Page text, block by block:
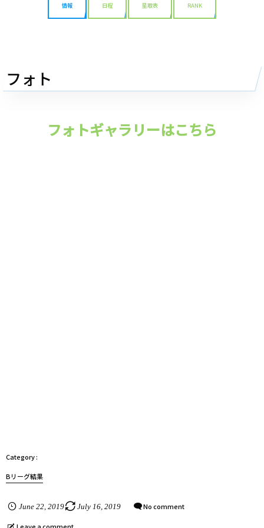
情報
日程
星取表
RANK
フォト
フォトギャラリーはこちら
Bリーグ結果
June 22, 2019 July 16, 2019 No comment